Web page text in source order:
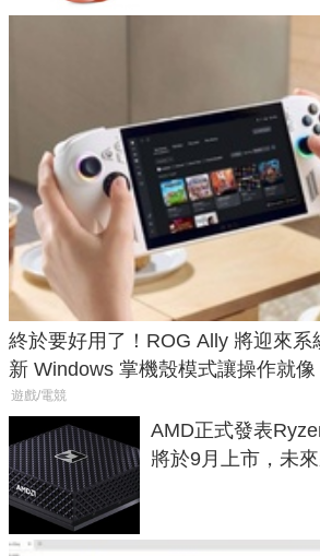
終於要好用了！ROG Ally 將迎來系
新 Windows 掌機殼模式讓操作就
遊戲/電競
AMD正式發表
將於9月上市，未